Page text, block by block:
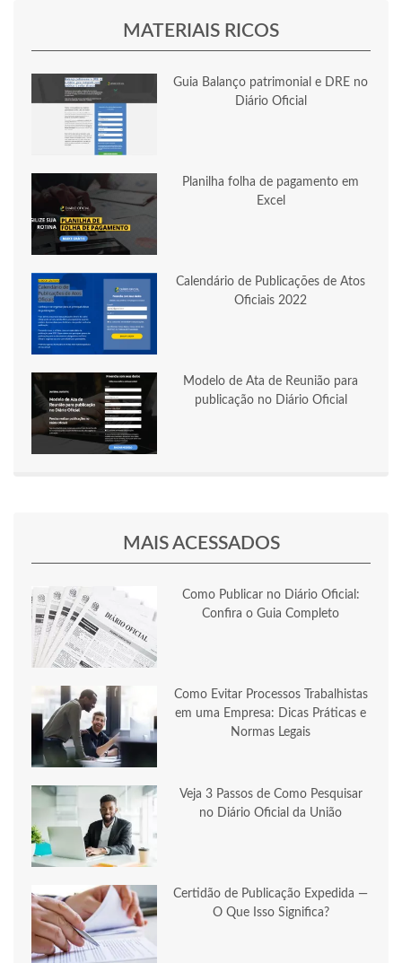
MATERIAIS RICOS
Guia Balanço patrimonial e DRE no
Diário Oficial
Planilha folha de pagamento em
Excel
Calendário de Publicações de Atos
Oficiais 2022
Modelo de Ata de Reunião para
publicação no Diário Oficial
MAIS ACESSADOS
Como Publicar no Diário Oficial:
Confira o Guia Completo
Como Evitar Processos Trabalhistas
em uma Empresa: Dicas Práticas e
Normas Legais
Veja 3 Passos de Como Pesquisar
no Diário Oficial da União
Certidão de Publicação Expedida —
O Que Isso Significa?